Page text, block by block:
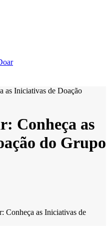
Conheça as
do Grupo
Conheça as Iniciativas de